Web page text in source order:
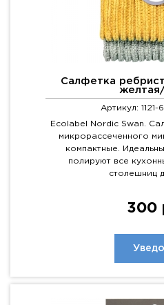
Салфетка
Артикул:
Ecolabel Nordic Swan.
микрорассеченного
компактные.
полируют все
столешниц
300